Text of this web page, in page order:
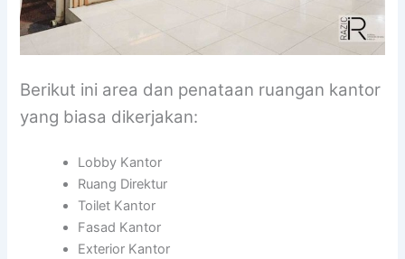
Berikut ini area dan penataan ruangan kantor
yang biasa dikerjakan:
Lobby Kantor
Ruang Direktur
Toilet Kantor
Fasad Kantor
Exterior Kantor